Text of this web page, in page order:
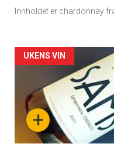
Innholdet er chardonnay
Forsiden
akkurat
nå+
UKENS VIN